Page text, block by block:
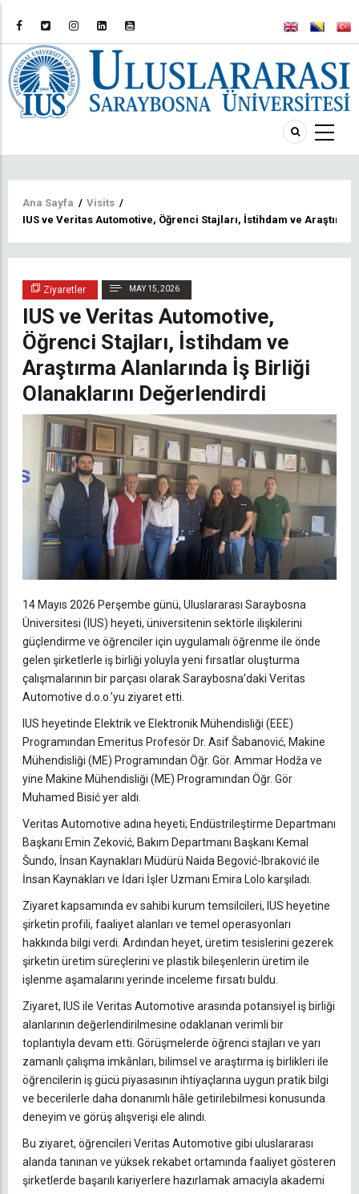
Sayfa
Ana Sayfa / Visits /
IUS ve Veritas Automotive, Öğrenci Stajları, İstihdam ve
Ziyaretler MAY 15, 2026
IUS ve Veritas Automotive,
Öğrenci Stajları, İstihdam ve
Araştırma Alanlarında İş Birliği
Olanaklarını Değerlendirdi
14 Mayıs 2026 Perşembe günü, Uluslararası Saraybosna
Üniversitesi (IUS) heyeti, üniversitenin sektörle ilişkilerini
güçlendirme ve öğrenciler için uygulamalı öğrenme ile önde
gelen şirketlerle iş birliği yoluyla yeni fırsatlar oluşturma
çalışmalarının bir parçası olarak Saraybosna’daki Veritas
Automotive d.o.o.’yu ziyaret etti.
IUS heyetinde Elektrik ve Elektronik Mühendisliği (EEE)
Programından Emeritus Profesör Dr. Asif Šabanović, Makine
Mühendisliği (ME) Programından Öğr. Gör. Ammar Hodža ve
yine Makine Mühendisliği (ME) Programından Öğr. Gör
Muhamed Bisić yer aldı.
Veritas Automotive adına heyeti; Endüstrileştirme Departmanı
Başkanı Emin Zeković, Bakım Departmanı Başkanı Kemal
Šundo, İnsan Kaynakları Müdürü Naida Begović-Ibraković ile
İnsan Kaynakları ve İdari İşler Uzmanı Emira Lolo karşıladı.
Ziyaret kapsamında ev sahibi kurum temsilcileri, IUS heyetine
şirketin profili, faaliyet alanları ve temel operasyonları
hakkında bilgi verdi. Ardından heyet, üretim tesislerini gezerek
şirketin üretim süreçlerini ve plastik bileşenlerin üretim ile
işlenme aşamalarını yerinde inceleme fırsatı buldu.
Ziyaret, IUS ile Veritas Automotive arasında potansiyel iş birliği
alanlarının değerlendirilmesine odaklanan verimli bir
toplantıyla devam etti. Görüşmelerde öğrenci stajları ve yarı
zamanlı çalışma imkânları, bilimsel ve araştırma iş birlikleri ile
öğrencilerin iş gücü piyasasının ihtiyaçlarına uygun pratik bilgi
ve becerilerle daha donanımlı hâle getirilebilmesi konusunda
deneyim ve görüş alışverişi ele alındı.
Bu ziyaret, öğrencileri Veritas Automotive gibi uluslararası
alanda tanınan ve yüksek rekabet ortamında faaliyet gösteren
şirketlerde başarılı kariyerlere hazırlamak amacıyla akademi